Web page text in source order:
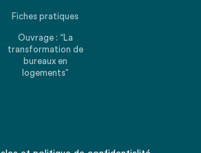
Fiches pratiques
Ouvrage : “La
transformation de
bureaux en
logements”